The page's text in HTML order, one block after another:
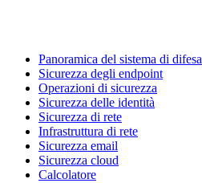
Panoramica del sistema di difesa
Sicurezza degli endpoint
Operazioni di sicurezza
Sicurezza delle identità
Sicurezza di rete
Infrastruttura di rete
Sicurezza email
Sicurezza cloud
Calcolatore